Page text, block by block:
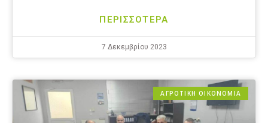
ΠΕΡΙΣΣΟΤΕΡΑ
7 Δεκεμβρίου 2023
ΑΓΡΟΤΙΚΗ ΟΙΚΟΝΟΜΙΑ